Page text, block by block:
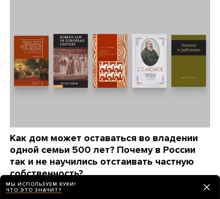
Как дом может оставаться во владении
одной семьи 500 лет? Почему в России
так и не научились отстаивать частную
собственность?
Автор книги «Люди за забором» Максим
Трудолюбов советует книги, которые отвечают
МЫ ИСПОЛЬЗУЕМ КУКИ!
ЧТО ЭТО ЗНАЧИТ?